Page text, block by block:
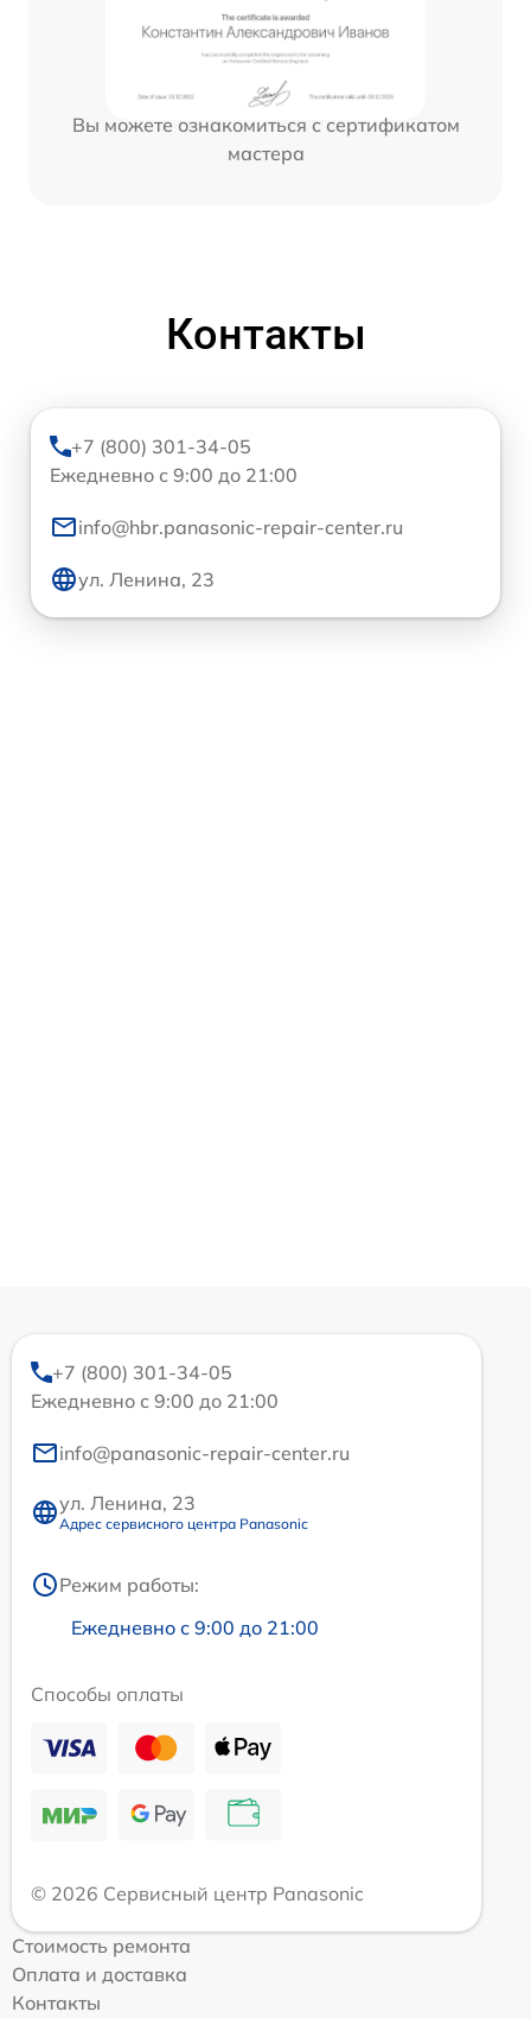
Вы можете ознакомиться с сертификатом
мастера
Контакты
+7 (800) 301-34-05
Ежедневно с 9:00 до 21:00
info@hbr.panasonic-repair-center.ru
ул. Ленина, 23
+7 (800) 301-34-05
Ежедневно с 9:00 до 21:00
info@panasonic-repair-center.ru
ул. Ленина, 23
Адрес сервисного центра Panasonic
Режим работы:
Ежедневно с 9:00 до 21:00
Способы оплаты
© 2026 Сервисный центр Panasonic
Стоимость ремонта
Оплата и доставка
Контакты